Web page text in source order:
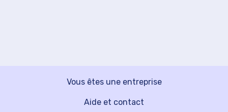
Vous êtes une entreprise
Aide et contact